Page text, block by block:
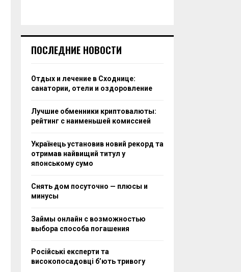
ПОСЛЕДНИЕ НОВОСТИ
Отдых и лечение в Сходнице:
санатории, отели и оздоровление
Лучшие обменники криптовалюты:
рейтинг с наименьшей комиссией
Українець установив новий рекорд та
отримав найвищий титул у
японському сумо
Снять дом посуточно — плюсы и
минусы
Займы онлайн с возможностью
выбора способа погашения
Російські експерти та
високопосадовці бʼють тривогу